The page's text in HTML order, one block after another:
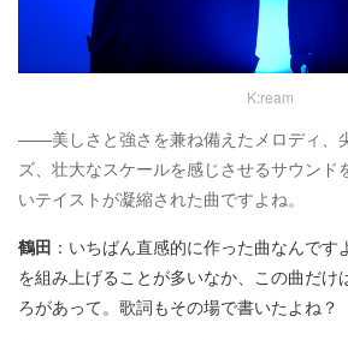
K:ream
——美しさと強さを兼ね備えたメロディ、
ズ、壮大なスケールを感じさせるサウンド
いテイストが凝縮された曲ですよね。
鶴田 ：いちばん直感的に作った曲なんです
を組み上げることが多いなか、この曲だけ
ろがあって。歌詞もその場で書いたよね？